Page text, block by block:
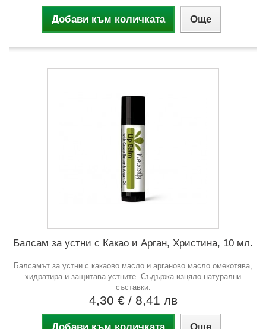
Добави към количката Още
Балсам за устни с Какао и Арган, Христина, 10 мл.
Балсамът за устни с какаово масло и арганово масло омекотява,
хидратира и защитава устните. Съдържа изцяло натурални
съставки.
4,30 € / 8,41 лв